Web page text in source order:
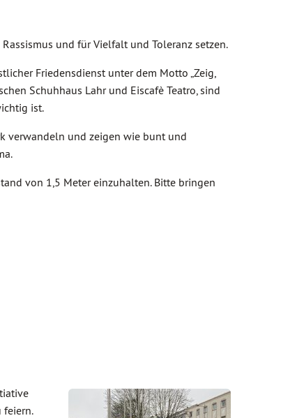
und für Vielfalt und Toleranz setzen.
Friedensdienst unter dem Motto „Zeig,
Schuhhaus Lahr und Eiscafè Teatro, sind
ist.
verwandeln und zeigen wie bunt und
von 1,5 Meter einzuhalten. Bitte bringen
feiern.